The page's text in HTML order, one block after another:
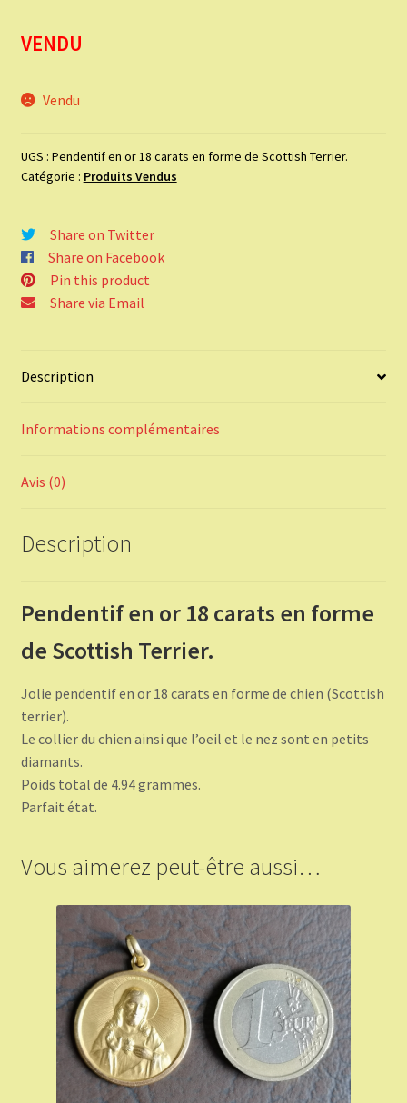
VENDU
Vendu
UGS : Pendentif en or 18 carats en forme de Scottish Terrier.
Catégorie : Produits Vendus
Share on Twitter
Share on Facebook
Pin this product
Share via Email
Description
Informations complémentaires
Avis (0)
Description
Pendentif en or 18 carats en forme
de Scottish Terrier.
Jolie pendentif en or 18 carats en forme de chien (Scottish
terrier).
Le collier du chien ainsi que l’oeil et le nez sont en petits
diamants.
Poids total de 4.94 grammes.
Parfait état.
Vous aimerez peut-être aussi…